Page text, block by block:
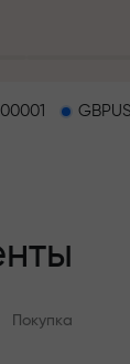
на
Покупка